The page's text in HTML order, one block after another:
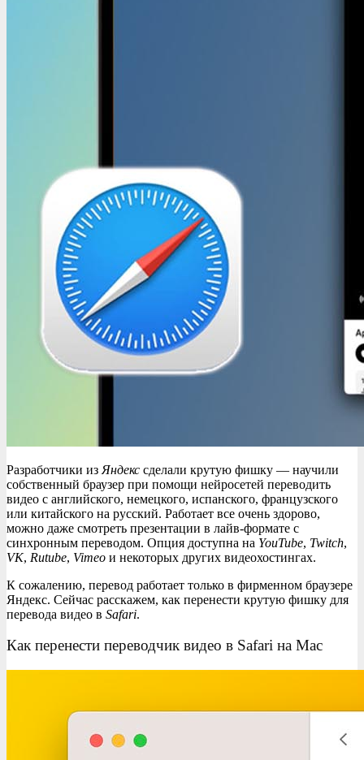
Разработчики из Яндекс сделали крутую фишку — научили
собственный браузер при помощи нейросетей переводить
видео с английского, немецкого, испанского, французского
или китайского на русский. Работает все очень здорово,
можно даже смотреть презентации в лайв-формате с
синхронным переводом. Опция доступна на YouTube, Twitch,
VK, Rutube, Vimeo и некоторых других видеохостингах.
К сожалению, перевод работает только в фирменном браузере
Яндекс. Сейчас расскажем, как перенести крутую фишку для
перевода видео в Safari.
Как перенести переводчик видео в Safari на Mac